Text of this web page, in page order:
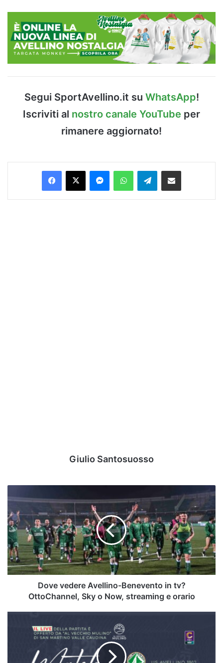
Segui SportAvellino.it su WhatsApp!
Iscriviti al nostro canale YouTube per
rimanere aggiornato!
Facebook
X MessengerWhatsAppTelegramCondividi via Email
Giulio Santosuosso
vedere
Avellino-
Benevento
in
tv?
OttoChannel,
Sky
o
streaming
Dove vedere Avellino-Benevento in tv?
OttoChannel, Sky o Now, streaming e orario
Benevento